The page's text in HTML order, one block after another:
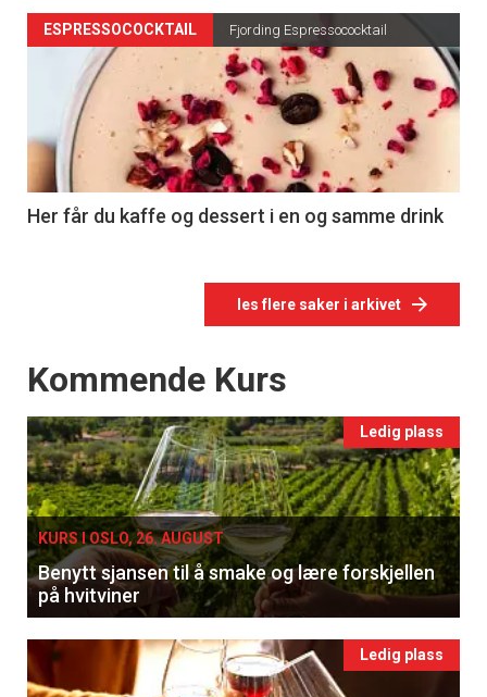
ESPRESSOCOCKTAIL Fjording Espressococktail
Her får du kaffe og dessert i en og samme drink
les flere saker i arkivet
Events
Kommende Kurs
Ledig plass
KURS I OSLO, 26. AUGUST
Benytt sjansen til å smake og lære forskjellen
på hvitviner
Ledig plass